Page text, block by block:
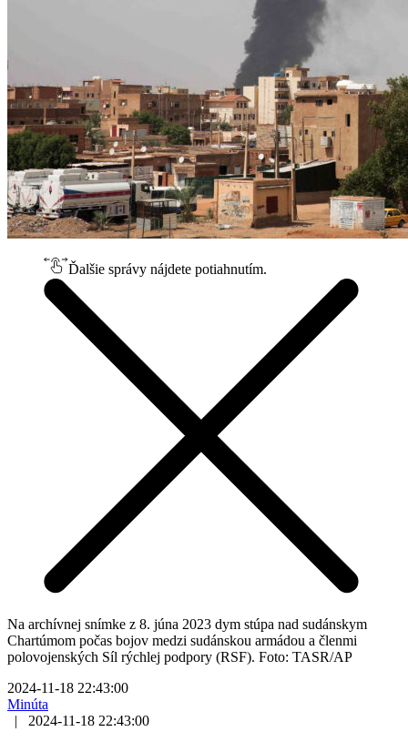
Ďalšie správy nájdete potiahnutím.
Na archívnej snímke z 8. júna 2023 dym stúpa nad sudánskym
Chartúmom počas bojov medzi sudánskou armádou a členmi
polovojenských Síl rýchlej podpory (RSF). Foto: TASR/AP
2024-11-18 22:43:00
Minúta
|
2024-11-18 22:43:00